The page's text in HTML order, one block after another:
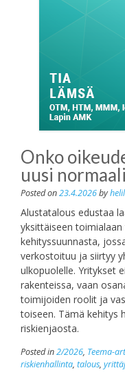
Onko
uusi
Posted on23.4.2026by
Alustatalous edustaa
yksittäiseen
kehityssuunnasta,
verkostoituu ja siirtyy
ulkopuolelle. Yritykset
rakenteissa, vaan
toimijoiden roolit ja
toiseen. Tämä kehitys
riskienjaosta.
Posted in2/2026, Teema-
riskienhallinta, talous,